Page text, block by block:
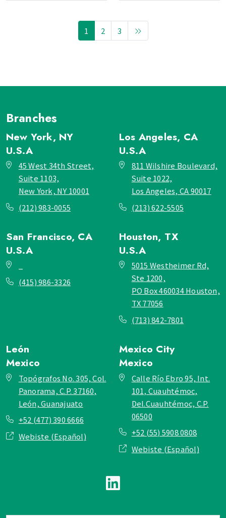
1 2 3
Branches
New York, NY
U.S.A
45 West 34th Street,
Suite 1103,
New York, NY 10001
(212) 983-0055
Los Angeles, CA
U.S.A
811 Wilshire Boulevard,
Suite 1022,
Los Angeles, CA 90017
(213) 622-5505
San Francisco, CA
U.S.A
(415) 986-3326
Houston, TX
U.S.A
5015 Westheimer Rd,
Ste 1200,
PO Box 460034 Houston,
TX 77056
(713) 842-7801
León
Mexico
Topógrafos No. 305, Col.
Panorama, C.P. 37160,
León, Guanajuato
+52 (477) 390 6666
Webiste (Español)
Mexico City
Mexico
Calle Río Ebro 95, Int.
101, Cuauhtémoc,
Del.Cuauhtémoc, C.P.
06500
+52 (55) 5908 0808
Webiste (Español)